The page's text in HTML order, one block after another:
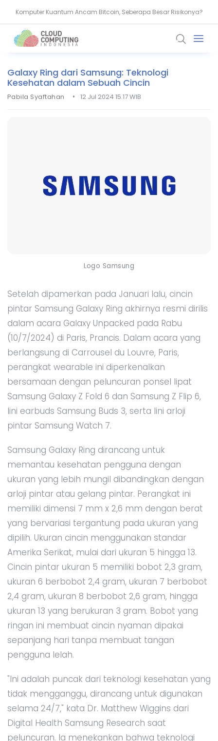
Galaxy Ring dari Samsung: Teknologi
Kesehatan dalam Sebuah Cincin
Pabila Syaftahan • 12 Jul 2024 15.17 WIB
Logo Samsung
Setelah dipamerkan pada Januari lalu, cincin
pintar Samsung Galaxy Ring akhirnya resmi dirilis
dalam acara Galaxy Unpacked pada Rabu
(10/7/2024) di Paris, Prancis. Dalam acara yang
berlangsung di Carrousel du Louvre, Paris,
perangkat wearable ini diperkenalkan
bersamaan dengan peluncuran ponsel lipat
Samsung Galaxy Z Fold 6 dan Samsung Z Flip 6,
lini earbuds Samsung Buds 3, serta lini arloji
pintar Samsung Watch 7.
Samsung Galaxy Ring dirancang untuk
memantau kesehatan pengguna dengan
ukuran yang lebih mungil dibandingkan dengan
arloji pintar atau gelang pintar. Perangkat ini
memiliki dimensi 7 mm x 2,6 mm dengan berat
yang bervariasi tergantung pada ukuran yang
dipilih. Ukuran cincin menggunakan standar
Amerika Serikat, mulai dari ukuran 5 hingga 13.
Cincin pintar ukuran 5 memiliki bobot 2,3 gram,
ukuran 6 berbobot 2,4 gram, ukuran 7 berbobot
2,4 gram, ukuran 8 berbobot 2,6 gram, hingga
ukuran 13 yang berukuran 3 gram. Bobot yang
ringan ini membuat cincin nyaman dipakai
sepanjang hari tanpa membuat tangan
pengguna lelah.
"Ini adalah puncak dari teknologi kesehatan yang
tidak mengganggu, dirancang untuk digunakan
selama 24/7," kata Dr. Matthew Wiggins dari
Digital Health Samsung Research saat
peluncuran. Ia menekankan bahwa teknologi